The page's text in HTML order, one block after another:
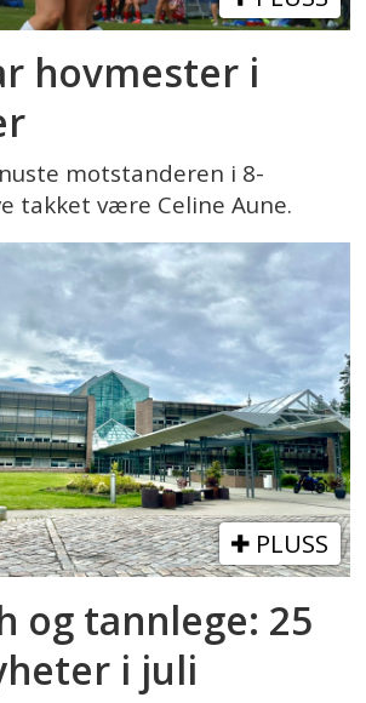
hovmester i
motstanderen i 8-
takket være Celine Aune.
PLUSS
og tannlege: 25
i juli